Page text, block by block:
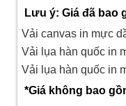
Lưu ý: Giá đã bao
Vải canvas in mực
Vải lụa hàn quốc in
Vải lụa hàn quốc in
*Giá không bao